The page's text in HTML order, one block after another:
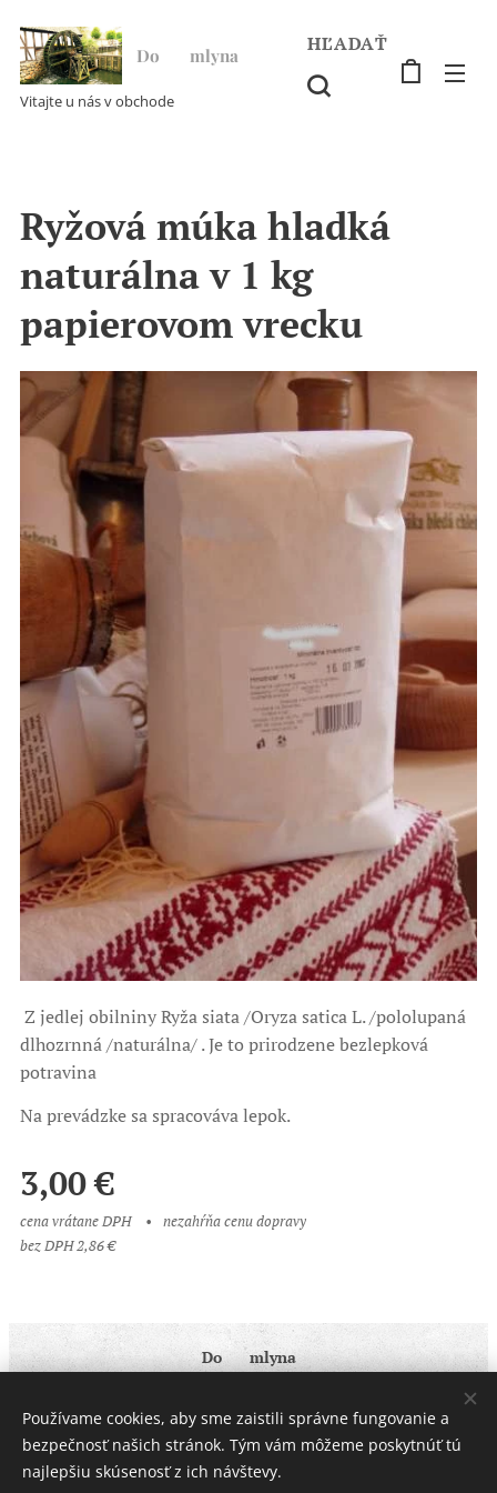
Do ♥ mlyna
Vitajte u nás v obchode
HĽADAŤ
Ryžová múka hladká
naturálna v 1 kg
papierovom vrecku
Z jedlej obilniny Ryža siata /Oryza satica L. /pololupaná
dlhozrnná /naturálna/ . Je to prirodzene bezlepková
potravina
Na prevádzke sa spracováva lepok.
3,00€
cena vrátane DPH
nezahŕňa cenu dopravy
bez DPH 2,86 €
Do ♥ mlyna
Cookies
Používame cookies, aby sme zaistili správne fungovanie a
bezpečnosť našich stránok. Tým vám môžeme poskytnúť tú
najlepšiu skúsenosť z ich návštevy.